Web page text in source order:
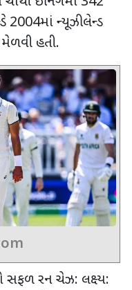
2004માં ન્યૂઝીલેન્ડ
હતી.
સફળ રન ચેઝ: લક્ષ્ય: